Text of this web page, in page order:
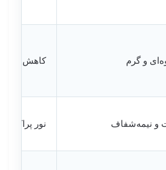
و گرم کاهش نور
و نیمه‌شفاف نور